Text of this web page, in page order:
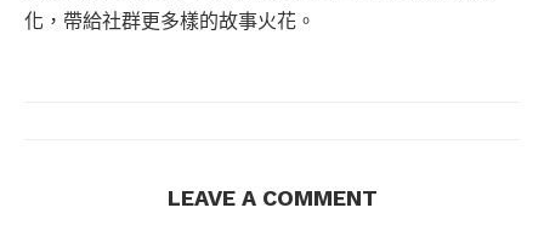
化，帶給社群更多樣的故事火花。
LEAVE A COMMENT